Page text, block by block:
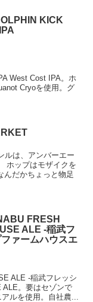
KICK
West Cost IPA。ホ
Cryoを使用。グ
ルは、アンバーエー
ホップはモザイクを
んだかちょっと物足
FRESH
ALE -稲武フ
ァームハウスエ
ALE -稲武フレッシ
ALE。要はセゾンで
ルを使用。自社農...